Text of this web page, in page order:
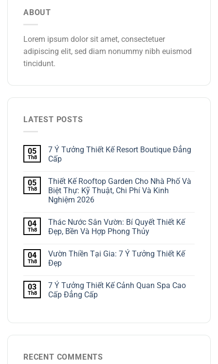
ABOUT
Lorem ipsum dolor sit amet, consectetuer
adipiscing elit, sed diam nonummy nibh euismod
tincidunt.
LATEST POSTS
05
Th8
7 Ý Tưởng Thiết Kế Resort Boutique Đẳng
Cấp
05
Th8
Thiết Kế Rooftop Garden Cho Nhà Phố Và
Biệt Thự: Kỹ Thuật, Chi Phí Và Kinh
Nghiệm 2026
04
Th8
Thác Nước Sân Vườn: Bí Quyết Thiết Kế
Đẹp, Bền Và Hợp Phong Thủy
04
Th8
Vườn Thiền Tại Gia: 7 Ý Tưởng Thiết Kế
Đẹp
03
Th8
7 Ý Tưởng Thiết Kế Cảnh Quan Spa Cao
Cấp Đẳng Cấp
RECENT COMMENTS